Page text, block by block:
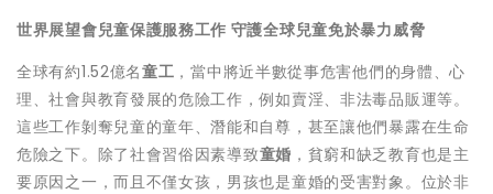
世界展望會兒童保護服務工作 守護全球兒童免於暴力威脅
全球有約1.52億名童工 ，當中將近半數從事危害他們的身體、心
理、社會與教育發展的危險工作，例如賣淫、非法毒品販運等。
這些工作剝奪兒童的童年、潛能和自尊，甚至讓他們暴露在生命
危險之下。除了社會習俗因素導致童婚 ，貧窮和缺乏教育也是主
要原因之一，而且不僅女孩，男孩也是童婚的受害對象。位於非